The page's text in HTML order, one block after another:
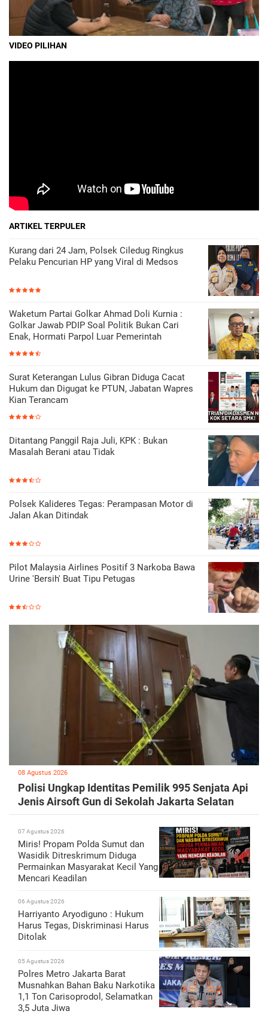
VIDEO PILIHAN
ARTIKEL TERPULER
Kurang dari 24 Jam, Polsek Ciledug Ringkus
Pelaku Pencurian HP yang Viral di Medsos
Waketum Partai Golkar Ahmad Doli Kurnia :
Golkar Jawab PDIP Soal Politik Bukan Cari
Enak, Hormati Parpol Luar Pemerintah
Surat Keterangan Lulus Gibran Diduga Cacat
Hukum dan Digugat ke PTUN, Jabatan Wapres
Kian Terancam
Ditantang Panggil Raja Juli, KPK : Bukan
Masalah Berani atau Tidak
Polsek Kalideres Tegas: Perampasan Motor di
Jalan Akan Ditindak
Pilot Malaysia Airlines Positif 3 Narkoba Bawa
Urine 'Bersih' Buat Tipu Petugas
08 Agustus 2026
Polisi Ungkap Identitas Pemilik 995 Senjata Api
Jenis Airsoft Gun di Sekolah Jakarta Selatan
07 Agustus 2026
Miris! Propam Polda Sumut dan
Wasidik Ditreskrimum Diduga
Permainkan Masyarakat Kecil Yang
Mencari Keadilan
06 Agustus 2026
Harriyanto Aryodiguno : Hukum
Harus Tegas, Diskriminasi Harus
Ditolak
05 Agustus 2026
Polres Metro Jakarta Barat
Musnahkan Bahan Baku Narkotika
1,1 Ton Carisoprodol, Selamatkan
3,5 Juta Jiwa